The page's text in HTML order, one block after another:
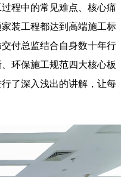
程中的常见难点、核心痛
装工程都达到高端施工标
付总监结合自身数十年行
环保施工规范四大核心板
了深入浅出的讲解，让每